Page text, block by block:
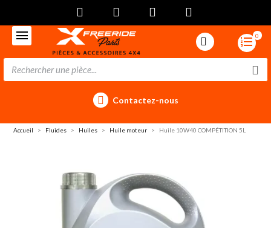
0
Contactez-nous
Accueil Fluides Huiles Huile moteur Huile 10W40 COMPÉTITION 5L